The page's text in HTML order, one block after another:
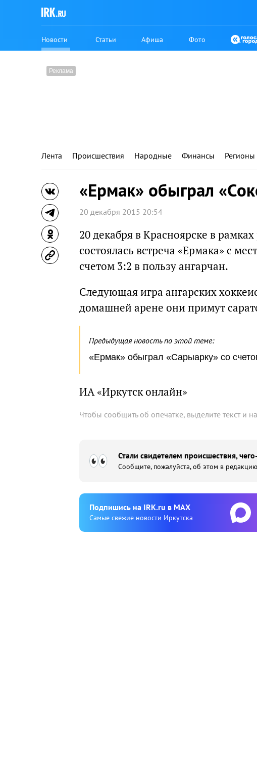
Новости Статьи Афиша Фото
Лента Происшествия Народные Финансы Регионы
«Ермак» обыграл
20 декабря 2015 20:54
20 декабря в Красноярске в
состоялась встреча «Ермака» с
счетом 3:2 в пользу ангарчан.
Следующая игра ангарских
домашней арене они примут
Предыдущая новость по этой теме:
«Ермак» обыграл «Сарыарку» со
ИА «Иркутск онлайн»
Чтобы сообщить об опечатке, выделите текст и
Стали свидетелем происшествия,
Сообщите, пожалуйста, об этом в редакцию
Подпишиcь на IRK.ru в MAX
Cамые свежие новости Иркутска